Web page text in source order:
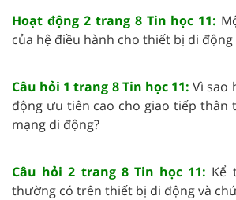
Hoạt động 2 trang 8 Tin học 11:
của hệ điều hành cho thiết bị di động
Câu hỏi 1 trang 8 Tin học 11:Vì sao
động ưu tiên cao cho giao tiếp thân
mạng di động?
Câu hỏi 2 trang 8 Tin học 11: Kể
thường có trên thiết bị di động và